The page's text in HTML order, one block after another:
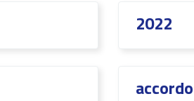
2022
accordo